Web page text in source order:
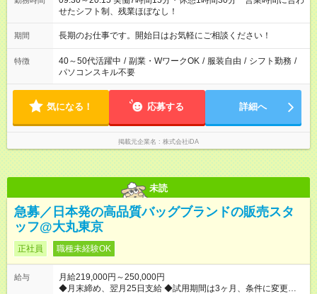
せたシフト制、残業ほぼなし！
期間 長期のお仕事です。開始日はお気軽にご相談ください！
特徴 40～50代活躍中 / 副業・WワークOK / 服装自由 / シフト勤務 /
パソコンスキル不要
気になる！ 応募する 詳細へ
掲載元企業名 株式会社iDA
未読
急募／日本発の高品質バッグブランドの販売スタ
ッフ@大丸東京
正社員 職種未経験OK
給与
月給219,000円～250,000円
◆月末締め、翌月25日支給 ◆試用期間は3ヶ月、条件に変更はあ